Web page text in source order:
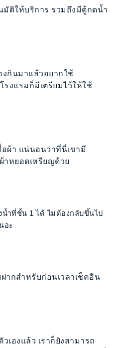
มัติให้บริการ รวมถึงมีตู้กดน้ำ
กินมาแล้วอยากใช้
รงแรมก็มีเตรียมไว้ให้ใช้
ผ้า แน่นอนว่าที่นี่เขามี
าหยอดเหรียญด้วย
ำที่ชั้น 1 ได้ ไม่ต้องกลับขึ้นไป
อะ
ากสำหรับก่อนเวลาเช็คอิน
เองแล้ว เราก็ยังสามารถ